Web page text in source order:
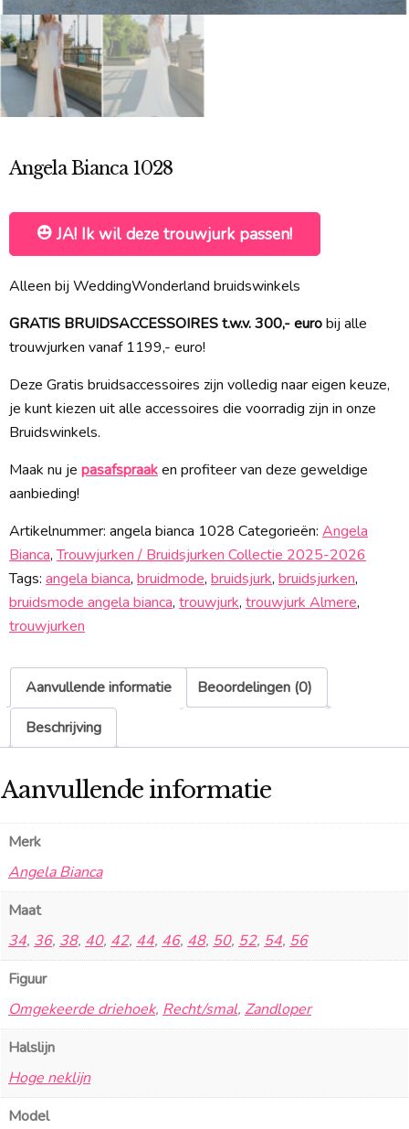
Angela Bianca 1028
JA! Ik wil deze trouwjurk passen!
Alleen bij WeddingWonderland bruidswinkels
GRATIS BRUIDSACCESSOIRES t.w.v. 300,- eurobij alle
trouwjurken vanaf 1199,- euro!
Deze Gratis bruidsaccessoires zijn volledig naar eigen keuze,
je kunt kiezen uit alle accessoires die voorradig zijn in onze
Bruidswinkels.
Maak nu je pasafspraaken profiteer van deze geweldige
aanbieding!
Artikelnummer: angela bianca 1028 Categorieën: Angela
Bianca,Trouwjurken / Bruidsjurken Collectie 2025-2026
Tags: angela bianca, bruidmode, bruidsjurk, bruidsjurken,
bruidsmode angela bianca, trouwjurk, trouwjurk Almere,
trouwjurken
Aanvullende informatie
Beoordelingen (0)
Beschrijving
Aanvullende informatie
Merk
Angela Bianca
Maat
34, 36, 38, 40, 42, 44, 46, 48, 50, 52, 54, 56
Figuur
Omgekeerde driehoek, Recht/smal, Zandloper
Halslijn
Hoge neklijn
Model